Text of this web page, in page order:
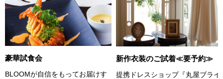
豪華試食会
BLOOMが自信をもってお届けす
新作衣装のご試着≪要予約≫
提携ドレスショップ『丸屋ブライ